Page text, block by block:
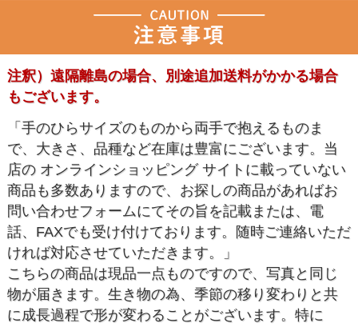
注釈）遠隔離島の場合、別途追加送料がかかる場合
もございます。
「手のひらサイズのものから両手で抱えるものま
で、大きさ、品種など在庫は豊富にございます。当
店の オンラインショッピング サイトに載っていない
商品も多数ありますので、お探しの商品があればお
問い合わせフォームにてその旨を記載または、電
話、FAXでも受け付けております。随時ご連絡いただ
ければ対応させていただきます。」
こちらの商品は現品一点ものですので、写真と同じ
物が届きます。生き物の為、季節の移り変わりと共
に成長過程で形が変わることがございます。特に